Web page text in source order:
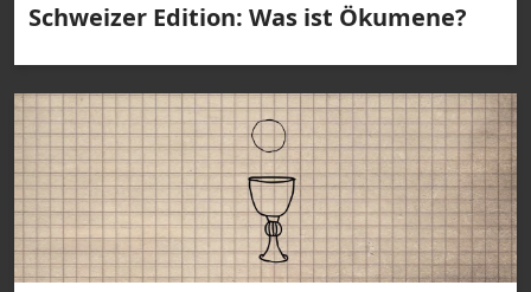
Schweizer Edition: Was ist Ökumene?